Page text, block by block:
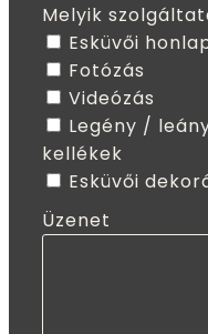
Melyik
Esküvői
Fotózás
Videózás
Legény /
kellékek
Esküvői
Üzenet